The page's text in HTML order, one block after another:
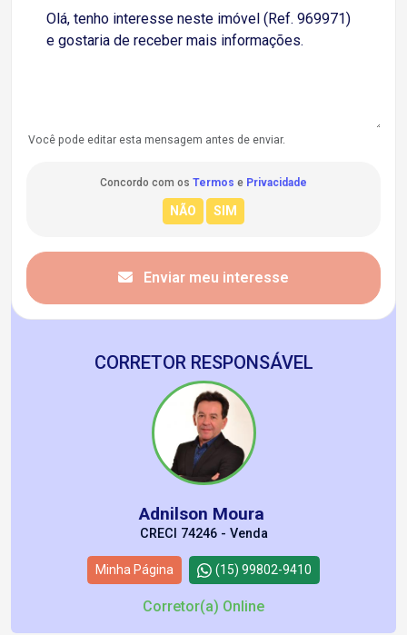
Você pode editar esta mensagem antes de enviar.
Concordo com os Termos e Privacidade
Enviar meu interesse
CORRETOR RESPONSÁVEL
Adnilson Moura
CRECI 74246 - Venda
Minha Página (15) 99802-9410
Corretor(a) Online